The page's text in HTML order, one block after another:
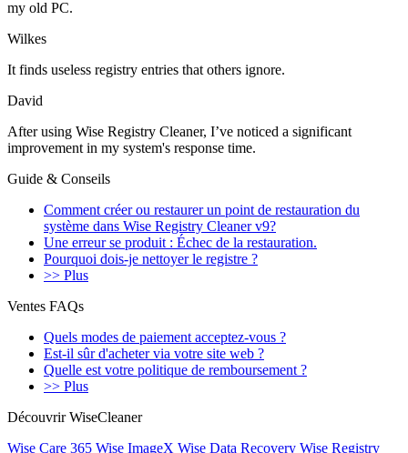
my old PC.
Wilkes
It finds useless registry entries that others ignore.
David
After using Wise Registry Cleaner, I’ve noticed a significant
improvement in my system's response time.
Guide & Conseils
Comment créer ou restaurer un point de restauration du
système dans Wise Registry Cleaner v9?
Une erreur se produit : Échec de la restauration.
Pourquoi dois-je nettoyer le registre ?
>> Plus
Ventes FAQs
Quels modes de paiement acceptez-vous ?
Est-il sûr d'acheter via votre site web ?
Quelle est votre politique de remboursement ?
>> Plus
Découvrir WiseCleaner
Wise Care 365 Wise ImageX Wise Data Recovery Wise Registry